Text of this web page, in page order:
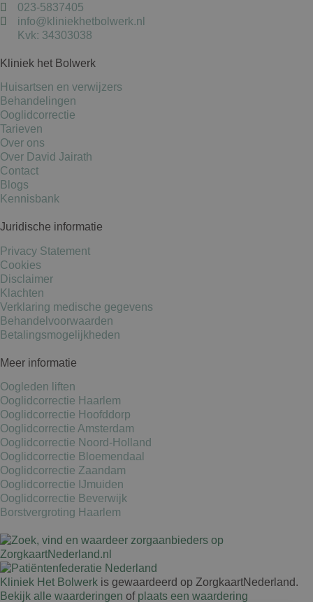
023-5837405
info@kliniekhetbolwerk.nl
Kvk: 34303038
Kliniek het Bolwerk
Huisartsen en verwijzers
Behandelingen
Ooglidcorrectie
Tarieven
Over ons
Over David Jairath
Contact
Blogs
Kennisbank
Juridische informatie
Privacy Statement
Cookies
Disclaimer
Klachten
Verklaring medische gegevens
Behandelvoorwaarden
Betalingsmogelijkheden
Meer informatie
Oogleden liften
Ooglidcorrectie Haarlem
Ooglidcorrectie Hoofddorp
Ooglidcorrectie Amsterdam
Ooglidcorrectie Noord-Holland
Ooglidcorrectie Bloemendaal
Ooglidcorrectie Zaandam
Ooglidcorrectie IJmuiden
Ooglidcorrectie Beverwijk
Borstvergroting Haarlem
Kliniek Het Bolwerk is gewaardeerd op ZorgkaartNederland.
Bekijk alle waarderingen of plaats een waardering